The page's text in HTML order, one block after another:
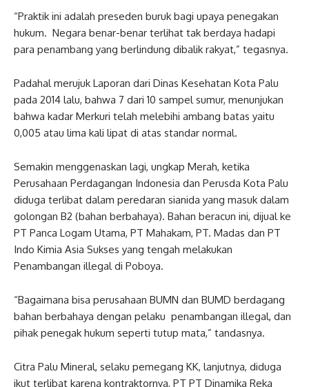
“Praktik ini adalah preseden buruk bagi upaya penegakan
hukum. Negara benar-benar terlihat tak berdaya hadapi
para penambang yang berlindung dibalik rakyat,” tegasnya.
Padahal merujuk Laporan dari Dinas Kesehatan Kota Palu
pada 2014 lalu, bahwa 7 dari 10 sampel sumur, menunjukan
bahwa kadar Merkuri telah melebihi ambang batas yaitu
0,005 atau lima kali lipat di atas standar normal.
Semakin menggenaskan lagi, ungkap Merah, ketika
Perusahaan Perdagangan Indonesia dan Perusda Kota Palu
diduga terlibat dalam peredaran sianida yang masuk dalam
golongan B2 (bahan berbahaya). Bahan beracun ini, dijual ke
PT Panca Logam Utama, PT Mahakam, PT. Madas dan PT
Indo Kimia Asia Sukses yang tengah melakukan
Penambangan illegal di Poboya.
“Bagaimana bisa perusahaan BUMN dan BUMD berdagang
bahan berbahaya dengan pelaku penambangan illegal, dan
pihak penegak hukum seperti tutup mata,” tandasnya.
Citra Palu Mineral, selaku pemegang KK, lanjutnya, diduga
ikut terlibat karena kontraktornya, PT PT Dinamika Reka